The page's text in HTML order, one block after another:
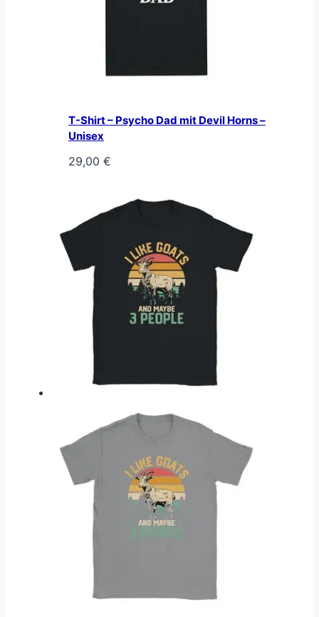
T-Shirt – Psycho Dad mit Devil Horns –
Unisex
29,00 €